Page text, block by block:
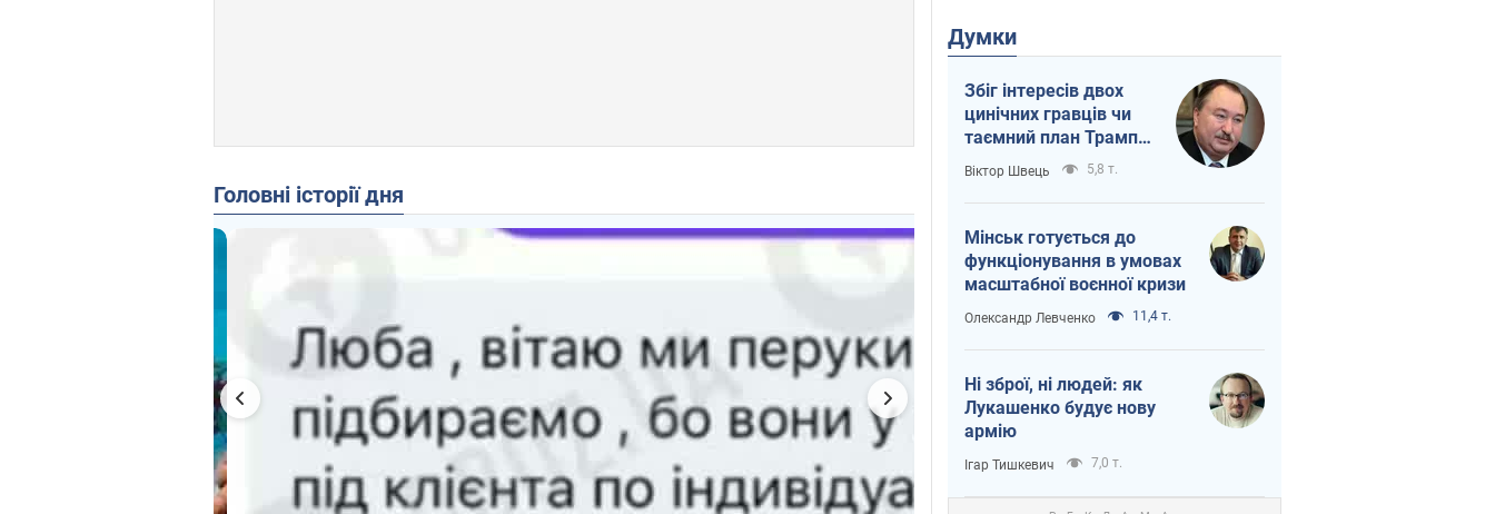
Головні історії дня
Думки
Збіг інтересів двох
цинічних гравців чи
таємний план Трампа
і Путіна?
Віктор Швець 5,8 т.
Мінськ готується до
функціонування в умовах
масштабної воєнної кризи
Олександр Левченко 11,4 т.
Ні зброї, ні людей: як
Лукашенко будує нову
армію
Ігар Тишкевич 7,0 т.